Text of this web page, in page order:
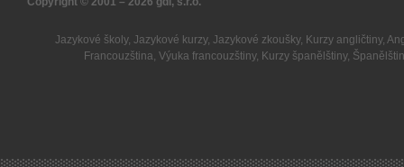
Jazykové školy, Jazykové kurzy, Jazykové zkoušky, Kurzy angličtiny,
Francouzština,Výuka francouzštiny, Kurzy španělštiny,